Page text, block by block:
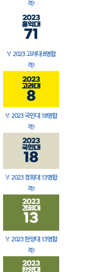
격!
🏅 2023 고려대 8명합
격!
🏅 2023 국민대 18명합
격!
🏅 2023 경희대 13명합
격!
🏅 2023 한양대 13명합
격!